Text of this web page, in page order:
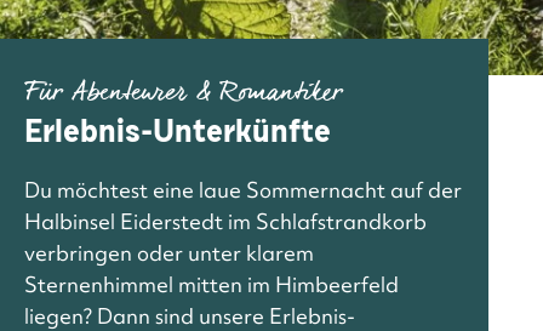
Für Abenteurer & Romantiker
Erlebnis-Unterkünfte
Du möchtest eine laue Sommernacht auf der
Halbinsel Eiderstedt im Schlafstrandkorb
verbringen oder unter klarem
Sternenhimmel mitten im Himbeerfeld
liegen? Dann sind unsere Erlebnis-